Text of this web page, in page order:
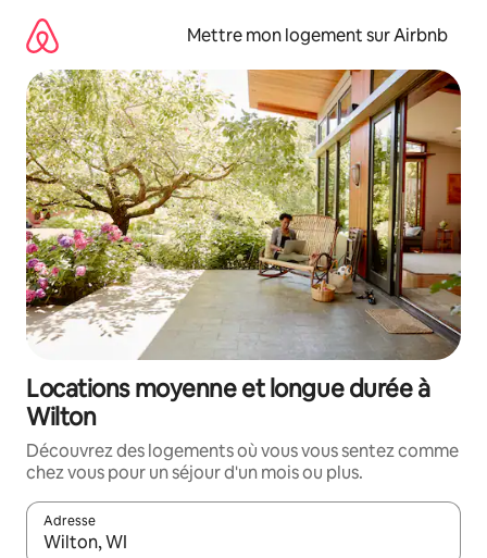
directement
contenu
Mettre mon logement sur Airbnb
Locations moyenne et longue durée à
Wilton
Découvrez des logements où vous vous sentez comme
chez vous pour un séjour d'un mois ou plus.
Adresse
Lorsque les résultats s'affichent, utilisez les flèches vers le